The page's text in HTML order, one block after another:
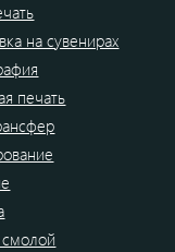
на сувенирах
печать
смолой